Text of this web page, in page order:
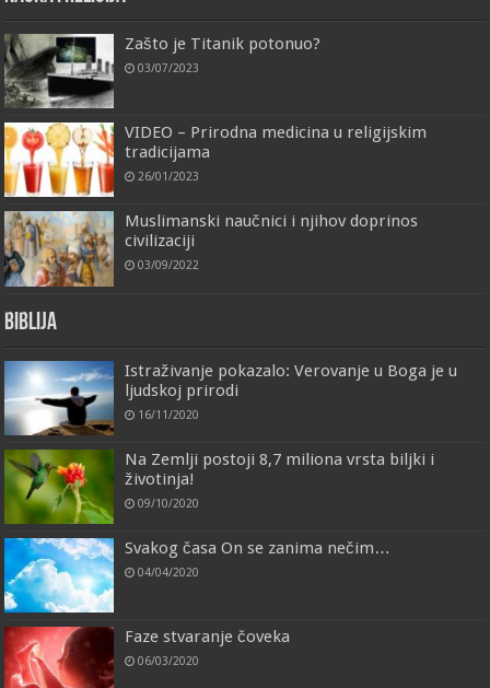
Zašto je Titanik potonuo?
03/07/2023
VIDEO – Prirodna medicina u religijskim
tradicijama
26/01/2023
Muslimanski naučnici i njihov doprinos
civilizaciji
03/09/2022
Biblija
Istraživanje pokazalo: Verovanje u Boga je u
ljudskoj prirodi
16/11/2020
Na Zemlji postoji 8,7 miliona vrsta biljki i
životinja!
09/10/2020
Svakog časa On se zanima nečim…
04/04/2020
Faze stvaranje čoveka
06/03/2020